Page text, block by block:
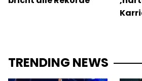
TRENDING NEWS